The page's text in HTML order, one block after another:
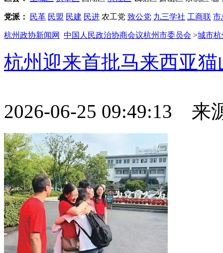
党派： 民革 民盟 民建 民进 农工党 致公党 九三学社 工商联 市
杭州政协新闻网 中国人民政治协商会议杭州市委员会 >城市杭
杭州迎来首批马来西亚
2026-06-25 09:49:13 来